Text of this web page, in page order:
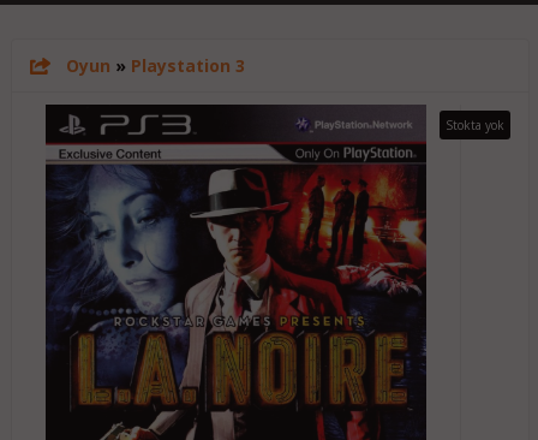
Oyun » Playstation 3
Stokta yok